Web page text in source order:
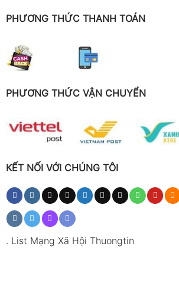
PHƯƠNG THỨC THANH TOÁN
PHƯƠNG THỨC VẬN CHUYỂN
KẾT NỐI VỚI CHÚNG TÔI
. List Mạng Xã Hội Thuongtin